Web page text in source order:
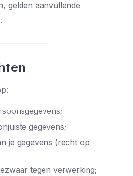
gelden aanvullende
gegevens;
je gegevens (recht op
tegen verwerking;